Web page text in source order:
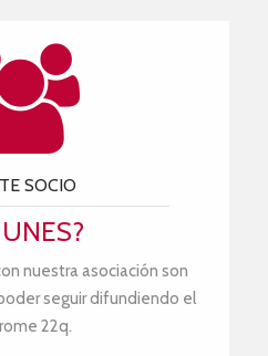
SOCIO
nuestra asociación son
seguir difundiendo el
22q.